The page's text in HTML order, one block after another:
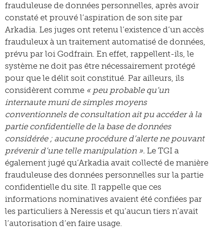
frauduleuse de données personnelles, après avoir
constaté et prouvé l’aspiration de son site par
Arkadia. Les juges ont retenu l’existence d’un accès
frauduleux à un traitement automatisé de données,
prévu par loi Godfrain. En effet, rappellent-ils, le
système ne doit pas être nécessairement protégé
pour que le délit soit constitué. Par ailleurs, ils
considèrent comme « peu probable qu’un
internaute muni de simples moyens
conventionnels de consultation ait pu accéder à la
partie confidentielle de la base de données
considérée ; aucune procédure d’alerte ne pouvant
prévenir d’une telle manipulation ». Le TGI a
également jugé qu’Arkadia avait collecté de manière
frauduleuse des données personnelles sur la partie
confidentielle du site. Il rappelle que ces
informations nominatives avaient été confiées par
les particuliers à Neressis et qu’aucun tiers n’avait
l’autorisation d’en faire usage.